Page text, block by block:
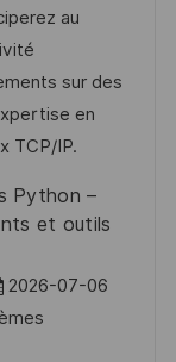
au
sur des
en
TCP/IP.
Python –
et outils
2026-07-06